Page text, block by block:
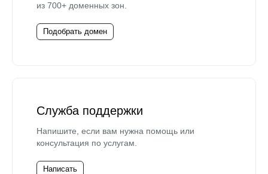
из 700+ доменных зон.
Подобрать домен
Служба поддержки
Напишите, если вам нужна помощь или
консультация по услугам.
Написать